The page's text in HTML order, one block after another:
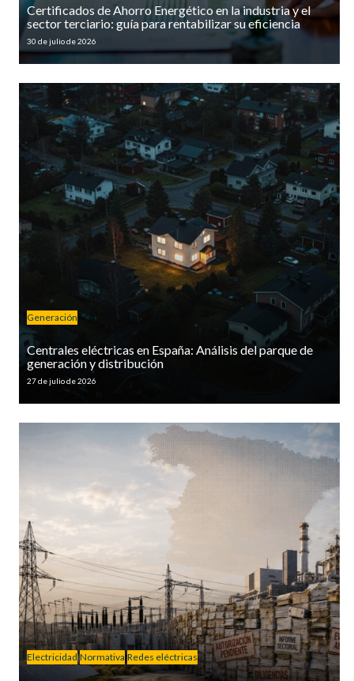
Certificados de Ahorro Energético en la industria y el
sector terciario: guía para rentabilizar su eficiencia
30 de julio de 2026
Generación
Centrales eléctricas en España: Análisis del parque de
generación y distribución
27 de julio de 2026
Electricidad Normativa Redes eléctricas